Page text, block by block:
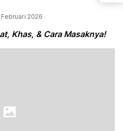
Februari 2026
Khas, & Cara Masaknya!